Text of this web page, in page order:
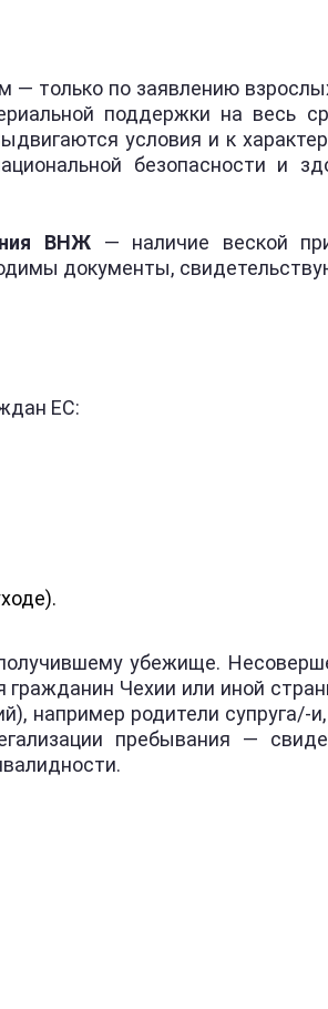
только по заявлению
поддержки на весь
условия и к
безопасности и
ВНЖ— наличие веской
документы,
ЕС:
убежище.
Чехии или иной
например родители супруга/-
пребывания —